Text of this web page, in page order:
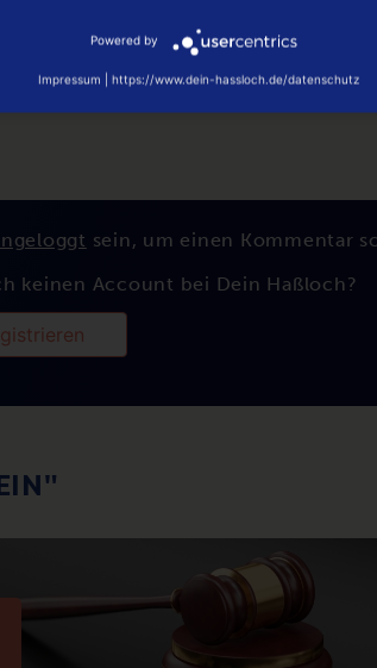
sein, um einen Kommentar
keinen Account bei Dein Haßloch?
Powered by
Impressum | https://www.dein-hassloch.de/datenschutz